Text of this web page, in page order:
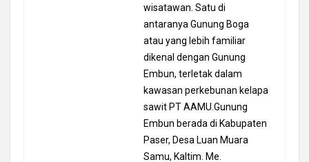
wisatawan. Satu di
antaranya Gunung Boga
atau yang lebih familiar
dikenal dengan Gunung
Embun, terletak dalam
kawasan perkebunan kelapa
sawit PT AAMU.Gunung
Embun berada di Kabupaten
Paser, Desa Luan Muara
Samu, Kaltim. Me.